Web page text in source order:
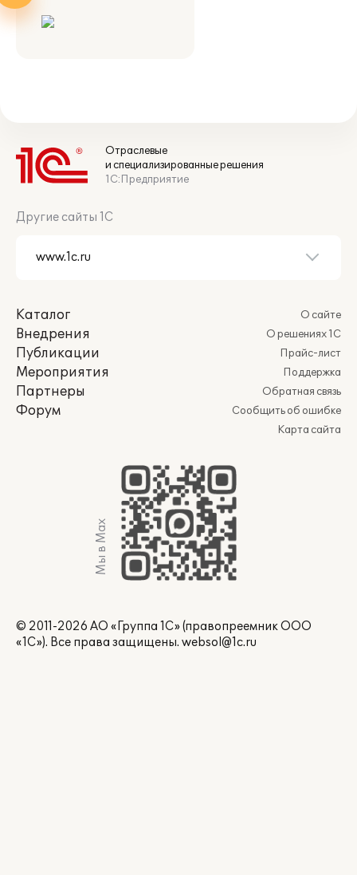
Отраслевые
и специализированные решения
1С:Предприятие
Другие сайты 1С
Каталог
Внедрения
Публикации
Мероприятия
Партнеры
Форум
О сайте
О решениях 1С
Прайс-лист
Поддержка
Обратная связь
Сообщить об ошибке
Карта сайта
Мы в Max
© 2011-2026 АО «Группа 1С» (правопреемник ООО
«1С»). Все права защищены. websol@1c.ru